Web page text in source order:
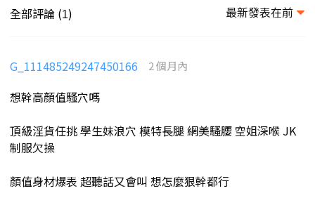
全部評論 (1) 最新發表在前
G_111485249247450166 2 個月內
想幹高顏值騷穴嗎
頂級淫貨任挑 學生妹浪穴 模特長腿 網美騷腰 空姐深喉 JK
制服欠操
顏值身材爆表 超聽話又會叫 想怎麼狠幹都行